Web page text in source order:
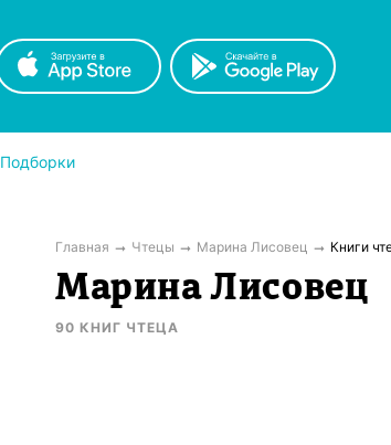
Подборки
Главная Чтецы Марина Лисовец Книги
Марина Лисовец
90 КНИГ ЧТЕЦА